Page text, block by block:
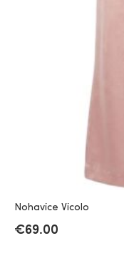
Nohavice Vicolo
€69.00